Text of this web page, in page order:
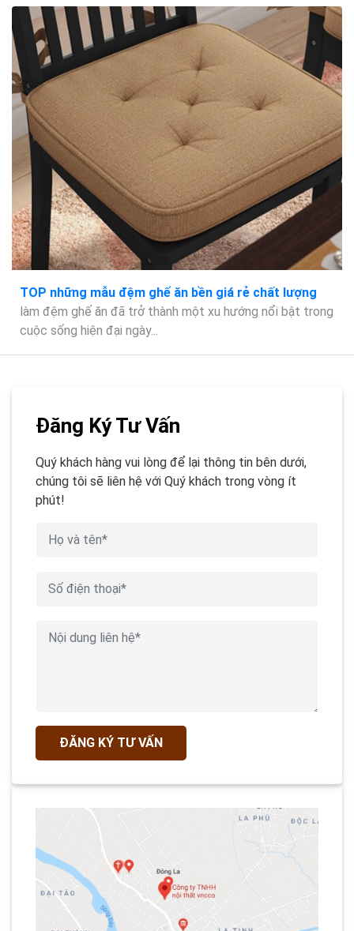
TOP những mẫu đệm ghế ăn bền giá rẻ chất lượng
làm đệm ghế ăn đã trở thành một xu hướng nổi bật trong
cuộc sống hiện đại ngày...
Đăng Ký Tư Vấn
Quý khách hàng vui lòng để lại thông tin bên dưới,
chúng tôi sẽ liên hệ với Quý khách trong vòng ít
phút!
ĐĂNG KÝ TƯ VẤN